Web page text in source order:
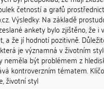
četností a grafů
Výsledky: Na základě
ankety bylo zjištěno, že i
a že jí hodnotí pozitivně.
je významná v životním
být problémem z
kontroverzním tématem.
životní styl